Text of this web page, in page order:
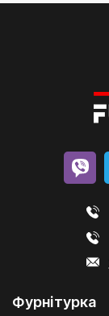
Фурнітурка